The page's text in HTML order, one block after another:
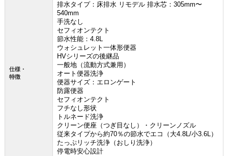
仕様・
特徴
排水タイプ：床排水 リモデル 排水芯：305mm〜
540mm
手洗なし
セフィオンテクト
節水性能：4.8L
ウォシュレット一体形便器
HVシリーズの後継品
一般地（流動方式兼用）
オート便器洗浄
便器サイズ：エロンゲート
防露便器
セフィオンテクト
フチなし形状
トルネード洗浄
クリーン便座（つぎ目なし）・クリーンノズル
従来タイプから約70％の節水でエコ（大4.8L/小3.6L）
たっぷリッチ洗浄（おしり洗浄）
停電時安心設計